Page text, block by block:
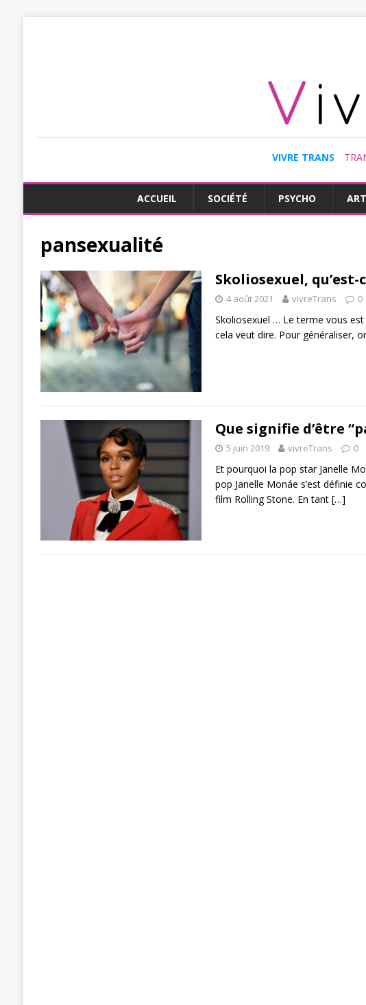
VIVRE TRANS
ACCUEIL SOCIÉTÉ PSYCHO
pansexualité
Skoliosexuel, qu’est-
4 août 2021 vivreTrans 0
Skoliosexuel … Le terme vous
cela veut dire. Pour généraliser,
Que signifie d’être
5 juin 2019 vivreTrans 0
Et pourquoi la pop star Janelle
pop Janelle Monáe s’est définie
film Rolling Stone. En tant […]